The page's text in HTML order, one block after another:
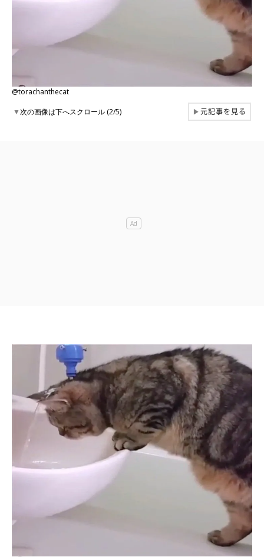
@torachanthecat
▼次の画像は下へスクロール (2/5) ▶元記事を見る